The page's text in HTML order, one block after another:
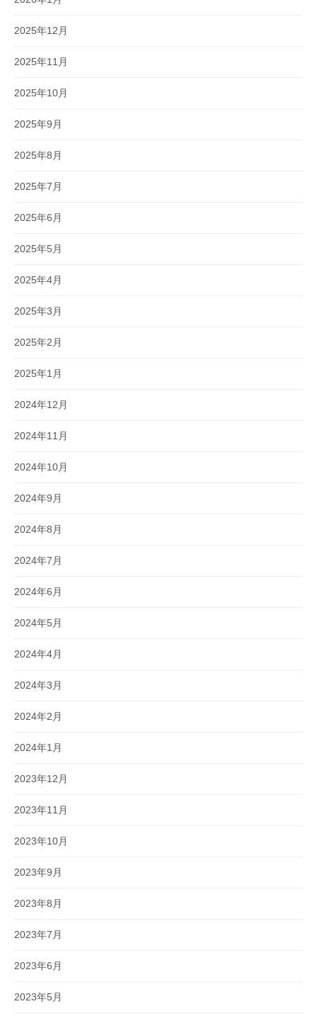
2025年12月
2025年11月
2025年10月
2025年9月
2025年8月
2025年7月
2025年6月
2025年5月
2025年4月
2025年3月
2025年2月
2025年1月
2024年12月
2024年11月
2024年10月
2024年9月
2024年8月
2024年7月
2024年6月
2024年5月
2024年4月
2024年3月
2024年2月
2024年1月
2023年12月
2023年11月
2023年10月
2023年9月
2023年8月
2023年7月
2023年6月
2023年5月